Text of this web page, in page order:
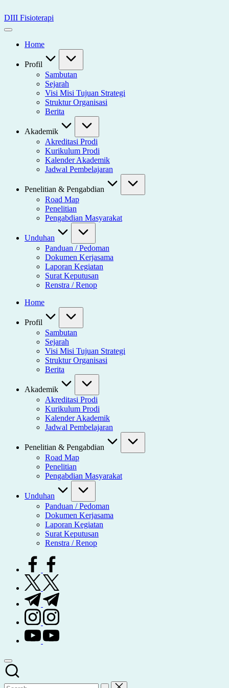
to
content
DIII Fisioterapi
Universitas
HusadaHome
Profil
Sambutan
Sejarah
Visi Misi Tujuan Strategi
Struktur Organisasi
Berita
Akademik
Akreditasi Prodi
Kurikulum Prodi
Kalender Akademik
Jadwal Pembelajaran
Penelitian & Pengabdian
Road Map
Penelitian
Pengabdian Masyarakat
Unduhan
Panduan / Pedoman
Dokumen Kerjasama
Laporan Kegiatan
Surat Keputusan
Renstra / Renop
Home
Profil
Sambutan
Sejarah
Visi Misi Tujuan Strategi
Struktur Organisasi
Berita
Akademik
Akreditasi Prodi
Kurikulum Prodi
Kalender Akademik
Jadwal Pembelajaran
Penelitian & Pengabdian
Road Map
Penelitian
Pengabdian Masyarakat
Unduhan
Panduan / Pedoman
Dokumen Kerjasama
Laporan Kegiatan
Surat Keputusan
Renstra / Renop
facebook.com
twitter.com
t.me
instagram.com
youtube.com